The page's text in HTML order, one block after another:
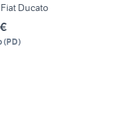
Fiat Ducato
(PD)